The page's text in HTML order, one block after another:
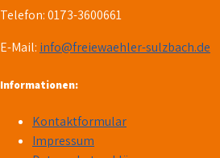
Telefon: 0173-3600661
E-Mail: info@freiewaehler-sulzbach.de
Informationen:
Kontaktformular
Impressum